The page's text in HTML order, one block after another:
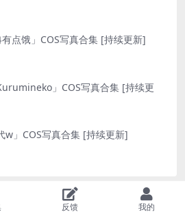
有点饿」COS写真合集 [持续更新]
」COS写真合集 [持续更
w」COS写真合集 [持续更新]
- All rights reserved
反馈 我的